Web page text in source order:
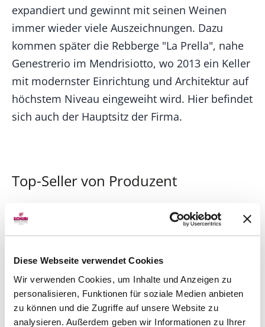
Diese Webseite verwendet Cookies
Wir verwenden Cookies, um Inhalte und Anzeigen zu
personalisieren, Funktionen für soziale Medien anbieten
zu können und die Zugriffe auf unsere Website zu
analysieren. Außerdem geben wir Informationen zu Ihrer
expandiert und gewinnt mit seinen Weinen
immer wieder viele Auszeichnungen. Dazu
kommen später die Rebberge "La Prella", nahe
Genestrerio im Mendrisiotto, wo 2013 ein Keller
mit modernster Einrichtung und Architektur auf
höchstem Niveau eingeweiht wird. Hier befindet
sich auch der Hauptsitz der Firma.
Top-Seller von Produzent
TIPP